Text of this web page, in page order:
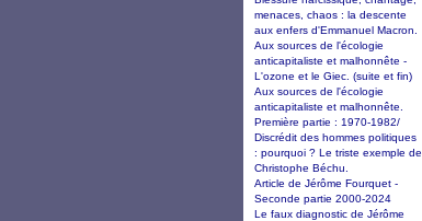
menaces, chaos : la descente
aux enfers d'Emmanuel Macron.
Aux sources de l'écologie
anticapitaliste et malhonnête -
L'ozone et le Giec. (suite et fin)
Aux sources de l'écologie
anticapitaliste et malhonnête.
Première partie : 1970-1982/
Discrédit des hommes politiques
: pourquoi ? Le triste exemple de
Christophe Béchu.
Article de Jérôme Fourquet -
Seconde partie 2000-2024
Le faux diagnostic de Jérôme